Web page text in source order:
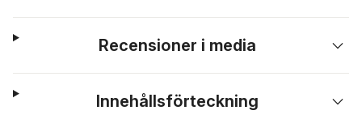
Recensioner i media
Innehållsförteckning